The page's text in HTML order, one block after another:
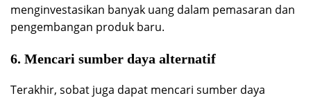
menginvestasikan banyak uang dalam pemasaran dan
pengembangan produk baru.
6. Mencari sumber daya alternatif
Terakhir, sobat juga dapat mencari sumber daya